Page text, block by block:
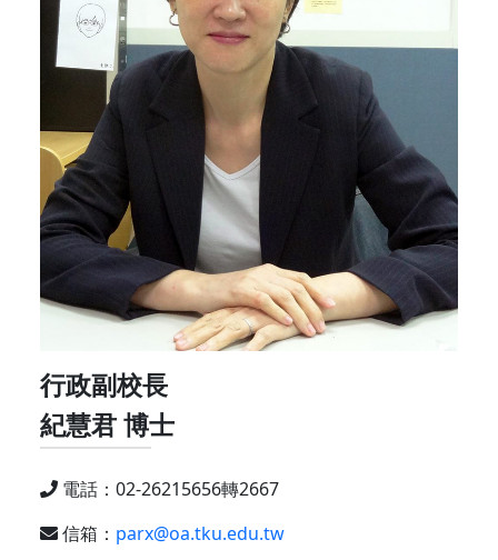
行政副校長
紀慧君 博士
電話：02-26215656轉2667
信箱： parx@oa.tku.edu.tw